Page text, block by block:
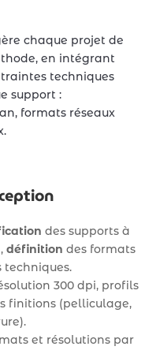
chaque projet de
en intégrant
techniques
support :
formats réseaux
des supports à
définition des formats
techniques.
300 dpi, profils
finitions (pelliculage,
et résolutions par